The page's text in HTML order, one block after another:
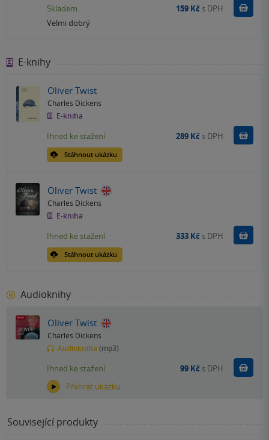
Velmi dobrý
Skladem 159 Kč s DPH
E-knihy
Oliver Twist
Charles Dickens
E-kniha
Stáhnout ukázku
Ihned ke stažení 289 Kč s DPH Koupit
Oliver Twist
Charles Dickens
E-kniha
Stáhnout ukázku
Ihned ke stažení 333 Kč s DPH Koupit
Audioknihy
Oliver Twist
Charles Dickens
Audiokniha (mp3)
Přehrát ukázku
Ihned ke stažení 99 Kč s DPH Koupit
Související produkty